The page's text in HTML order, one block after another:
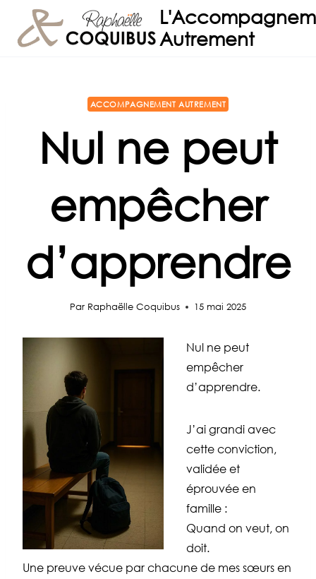
contenu
Autrement
ACCOMPAGNEMENT AUTREMENT
Nul ne peut
empêcher
d’apprendre
Par Raphaëlle Coquibus 15 mai 2025
Nul ne peut
empêcher
d’apprendre.
J’ai grandi avec
cette conviction,
validée et
éprouvée en
famille :
Quand on veut, on
doit.
Une preuve vécue par chacune de mes sœurs en